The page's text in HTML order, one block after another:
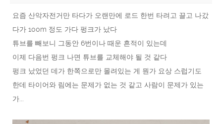
요즘 산악자전거만 타다가 오랜만에 로드 한번 타려고 끌고 나갔
다가 100m 정도 가다 펑크가 났다
튜브를 빼보니 그동안 6번이나 때운 흔적이 있는데
이제 다음번 펑크 나면 튜브를 교체해야 될 것 같다
펑크 났었던 데가 한쪽으로만 몰려있는 게 뭔가 요상 스럽기도
한데 타이어와 림에는 문제가 없는 것 같고 사람이 문제가 있는
가...